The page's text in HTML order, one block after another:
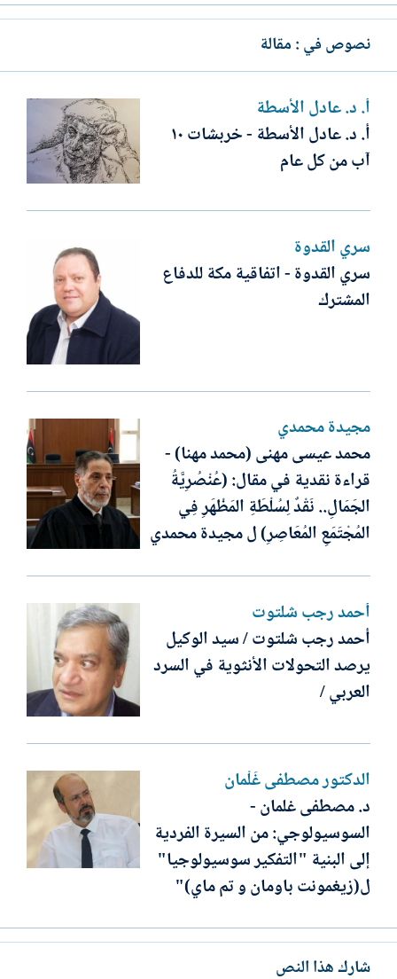
نصوص في : مقالة
أ. د. عادل الأسطة
أ. د. عادل الأسطة - خربشات ١٠
آب من كل عام
سري القدوة
سري القدوة - اتفاقية مكة للدفاع
المشترك
مجيدة محمدي
محمد عيسى مهنى (محمد مهنا) -
قراءة نقدية في مقال: (عُنْصُرِيَّةُ
الجَمَالِ.. نَقْدٌ لِسُلْطَةِ المَظْهَرِ فِي
المُجْتَمَعِ المُعَاصِرِ) ل مجيدة محمدي
أحمد رجب شلتوت
أحمد رجب شلتوت / سيد الوكيل
يرصد التحولات الأنثوية في السرد
العربي /
الدكتور مصطفى غَلْمان
د. مصطفى غلمان -
السوسيولوجي: من السيرة الفردية
إلى البنية "التفكير سوسيولوجيا"
ل(زيغمونت باومان و تم ماي)"
شارك هذا النص